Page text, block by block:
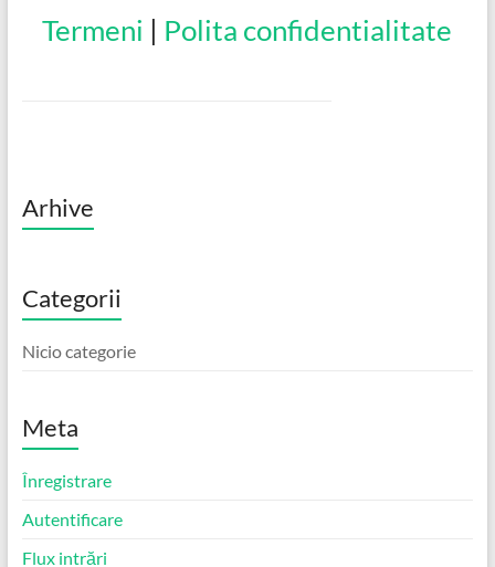
Termeni | Polita confidentialitate
Arhive
Categorii
Nicio categorie
Meta
Înregistrare
Autentificare
Flux intrări